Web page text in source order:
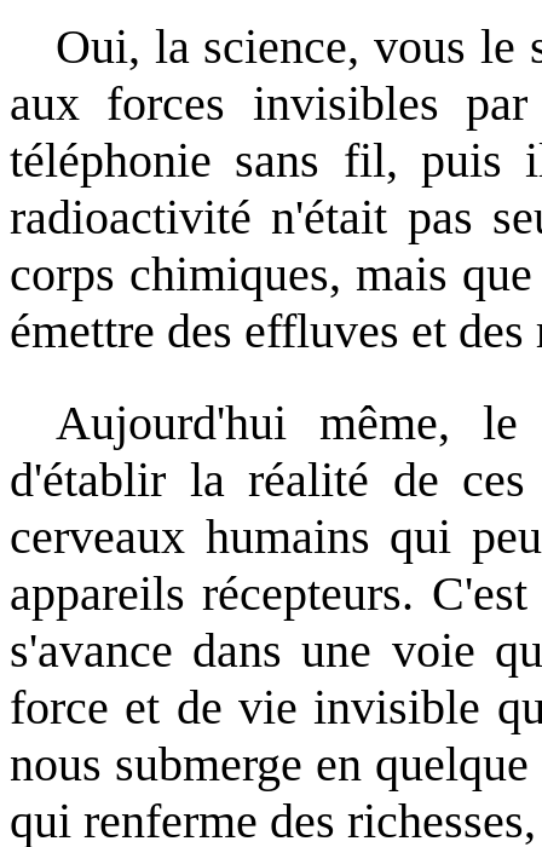
Oui, la science, vous le
aux forces invisibles
téléphonie sans fil,
radioactivité n'était pas
corps chimiques, mais
émettre des effluves et
Aujourd'hui même, le
d'établir la réalité de
cerveaux humains qui
appareils récepteurs.
s'avance dans une voie
force et de vie invisible
nous submerge en
qui renferme des